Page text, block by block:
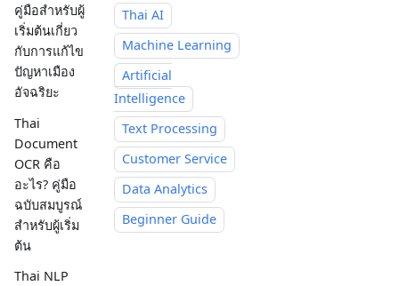
คู่มือสำหรับผู้
เริ่มต้นเกี่ยว
กับการแก้ไข
ปัญหาเมือง
อัจฉริยะ
Thai
Document
OCR คือ
อะไร? คู่มือ
ฉบับสมบูรณ์
สำหรับผู้เริ่ม
ต้น
Thai NLP
Thai AI
Machine Learning
Artificial
Intelligence
Text Processing
Customer Service
Data Analytics
Beginner Guide